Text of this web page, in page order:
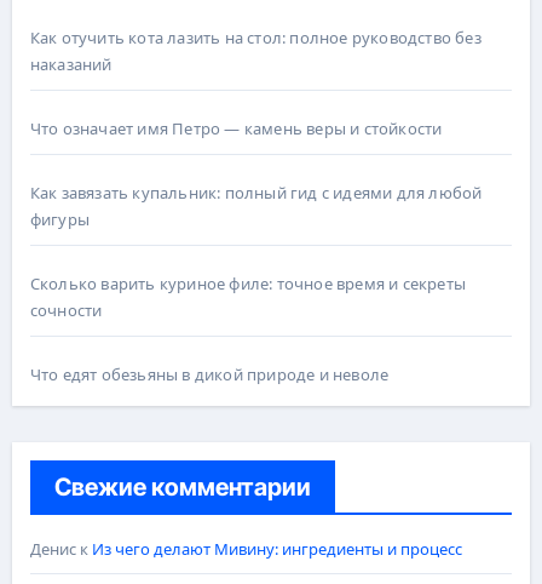
Как отучить кота лазить на стол: полное руководство без
наказаний
Что означает имя Петро — камень веры и стойкости
Как завязать купальник: полный гид с идеями для любой
фигуры
Сколько варить куриное филе: точное время и секреты
сочности
Что едят обезьяны в дикой природе и неволе
Свежие комментарии
Дениск Из чего делают Мивину: ингредиенты и процесс